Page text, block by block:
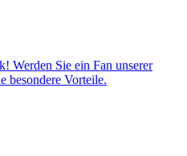
Werden Sie ein Fan unserer
besondere Vorteile.